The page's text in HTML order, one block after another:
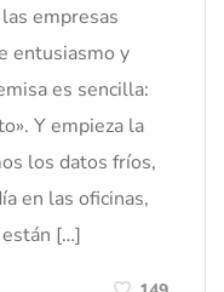
empresas
entusiasmo y
es sencilla:
Y empieza la
los datos fríos,
en las oficinas,
[…]